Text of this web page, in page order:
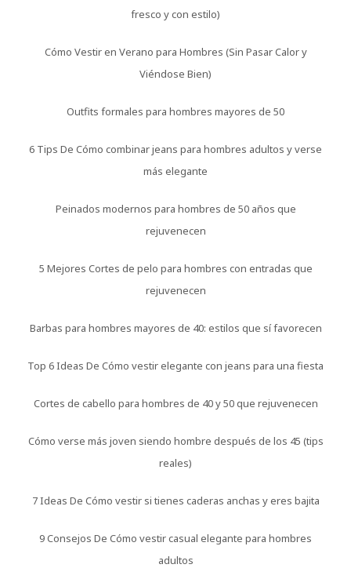
fresco y con estilo)
Cómo Vestir en Verano para Hombres (Sin Pasar Calor y
Viéndose Bien)
Outfits formales para hombres mayores de 50
6 Tips De Cómo combinar jeans para hombres adultos y verse
más elegante
Peinados modernos para hombres de 50 años que
rejuvenecen
5 Mejores Cortes de pelo para hombres con entradas que
rejuvenecen
Barbas para hombres mayores de 40: estilos que sí favorecen
Top 6 Ideas De Cómo vestir elegante con jeans para una fiesta
Cortes de cabello para hombres de 40 y 50 que rejuvenecen
Cómo verse más joven siendo hombre después de los 45 (tips
reales)
7 Ideas De Cómo vestir si tienes caderas anchas y eres bajita
9 Consejos De Cómo vestir casual elegante para hombres
adultos